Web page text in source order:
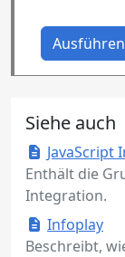
Ausführen
Siehe auch
Enthält die
Integration.
Infoplay
Beschreibt,